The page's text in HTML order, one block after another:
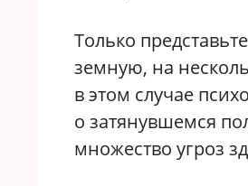
Только
земную, на
в этом случае
о затянувшемся
множество угроз